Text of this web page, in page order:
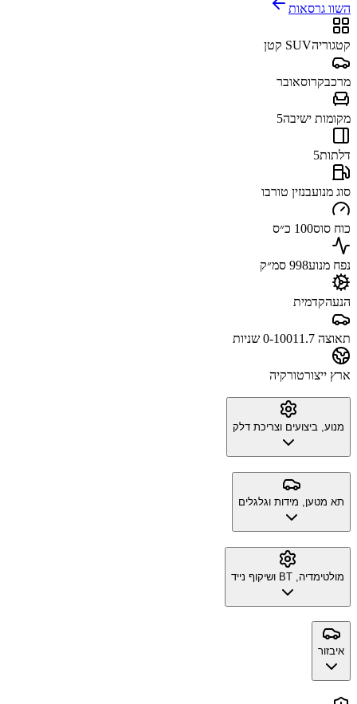
השוו גרסאות
קטגוריהSUV קטן
מרכבקרוסאובר
מקומות ישיבה5
דלתות5
סוג מנועבנזין טורבו
כוח סוס100 כ״ס
נפח מנוע998 סמ״ק
הנעהקדמית
תאוצה 0-100 11.7 שניות
ארץ ייצורטורקיה
מנוע, ביצועים וצריכת דלק
תא מטען, מידות וגלגלים
מולטימדיה, BT ושיקוף נייד
איבזור